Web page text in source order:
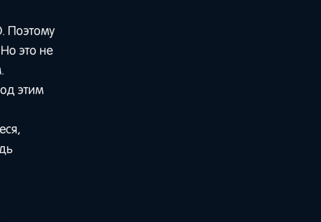
Поэтому
это не
этим